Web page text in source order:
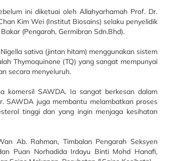
ini diketuai oleh Allahyarhamah Prof. Dr.
Kim Wei (Institut Biosains) selaku penyelidik
(Pengarah, Germibran Sdn.Bhd).
sativa (jintan hitam) menggunakan sistem
Thymoquinone (TQ) yang sangat mempunyai
secara menyeluruh.
komersil SAWDA. Ia sangat berkesan dalam
SAWDA juga membantu melambatkan proses
tinggi dan yang ingin menjaga kesihatan
Ab. Rahman, Timbalan Pengarah Seksyen
Puan Norhadida Irdayu Binti Mohd Hanafi,